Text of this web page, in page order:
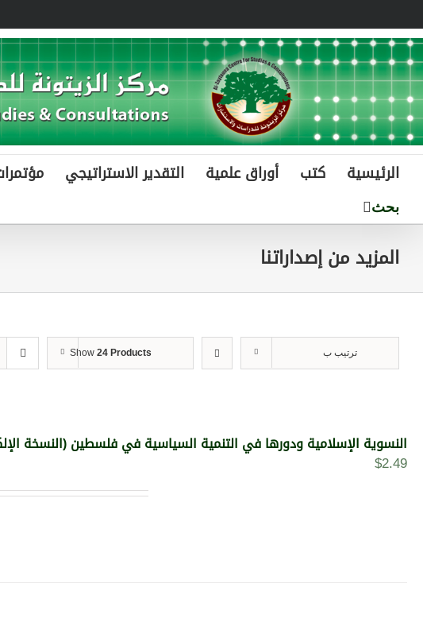
to
content
الرئيسية كتب أوراق علمية التقدير الاستراتيجي
المزيد من إصداراتنا
ترتيب ب Show 24 Products
النسوية الإسلامية ودورها في التنمية السياسية في فلسطين (النسخة
$2.49